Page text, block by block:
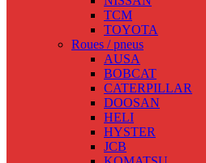
TCM
TOYOTA
Roues / pneus
AUSA
BOBCAT
CATERPILLAR
DOOSAN
HELI
HYSTER
JCB